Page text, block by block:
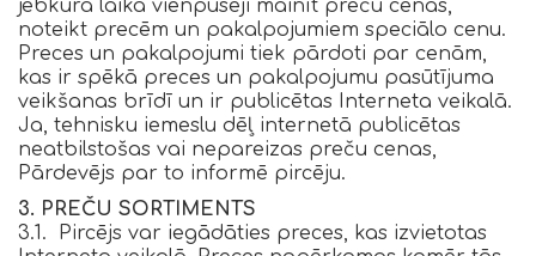
jebkurā laikā vienpusēji mainīt preču cenas,
noteikt precēm un pakalpojumiem speciālo cenu.
Preces un pakalpojumi tiek pārdoti par cenām,
kas ir spēkā preces un pakalpojumu pasūtījuma
veikšanas brīdī un ir publicētas Interneta veikalā.
Ja, tehnisku iemeslu dēļ internetā publicētas
neatbilstošas vai nepareizas preču cenas,
Pārdevējs par to informē pircēju.
3. PREČU SORTIMENTS
3.1. Pircējs var iegādāties preces, kas izvietotas